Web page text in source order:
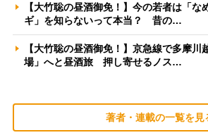
【大竹聡の昼酒御免！】今の若者は「な
ギ」を知らないって本当？ 昔の…
【大竹聡の昼酒御免！】京急線で多摩川
場」へと昼酒旅 押し寄せるノス…
著者・連載の一覧を見